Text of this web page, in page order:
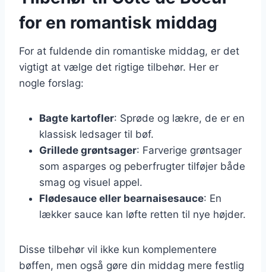
for en romantisk middag
For at fuldende din romantiske middag, er det
vigtigt at vælge det rigtige tilbehør. Her er
nogle forslag:
Bagte kartofler: Sprøde og lækre, de er en
klassisk ledsager til bøf.
Grillede grøntsager: Farverige grøntsager
som asparges og peberfrugter tilføjer både
smag og visuel appel.
Flødesauce eller bearnaisesauce: En
lækker sauce kan løfte retten til nye højder.
Disse tilbehør vil ikke kun komplementere
bøffen, men også gøre din middag mere festlig